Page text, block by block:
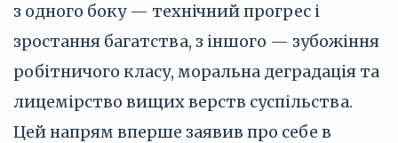
з одного боку — технічний прогрес і
зростання багатства, з іншого — зубожіння
робітничого класу, моральна деградація та
лицемірство вищих верств суспільства.
Цей напрям вперше заявив про себе в